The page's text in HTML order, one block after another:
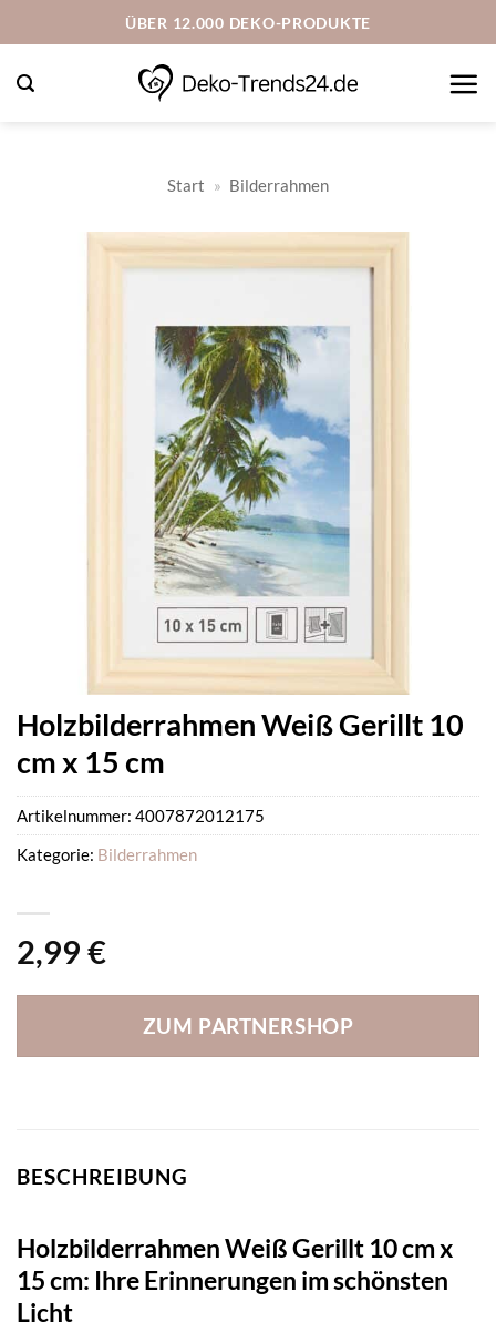
Inhalt
springen
ÜBER 12.000 DEKO-PRODUKTE
Start » Bilderrahmen
Holzbilderrahmen Weiß Gerillt 10
cm x 15 cm
2,99 €
ZUM PARTNERSHOP
Artikelnummer: 4007872012175
Kategorie: Bilderrahmen
BESCHREIBUNG
Holzbilderrahmen Weiß Gerillt 10 cm x
15 cm: Ihre Erinnerungen im schönsten
Licht